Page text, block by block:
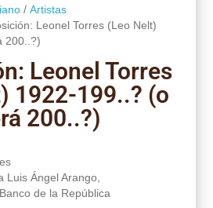
/ Artistas
Leonel Torres (Leo Nelt)
200..?)
Leonel Torres
1922-199..? (o
200..?)
Luis Ángel Arango,
de la República